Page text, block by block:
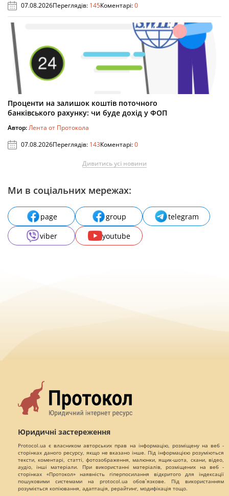
07.08.2026Переглядів: 145Коментарі:0
Проценти на залишок коштів поточного
банківського рахунку: чи буде дохід у ФОП
Автор:Лента от Протокола
07.08.2026Переглядів: 143Коментарі:0
Дивитись усі новини
Ми в соціальних мережах:
page group
telegram
viber
youtube
Юридичні застереження
Protocol.ua є власником авторських прав на інформацію, розміщену на веб -
сторінках даного ресурсу, якщо не вказано інше. Під інформацією розуміються
тексти, коментарі, статті, фотозображення, малюнки, ящик-шота, скани, відео,
аудіо, інші матеріали. При використанні матеріалів, розміщених на веб -
сторінках «Протокол» наявність гіперпосилання відкритого для індексації
пошуковими системами на protocol.ua обов`язкове. Під використанням
розуміється копіювання, адаптація, рерайтинг, модифікація тощо.